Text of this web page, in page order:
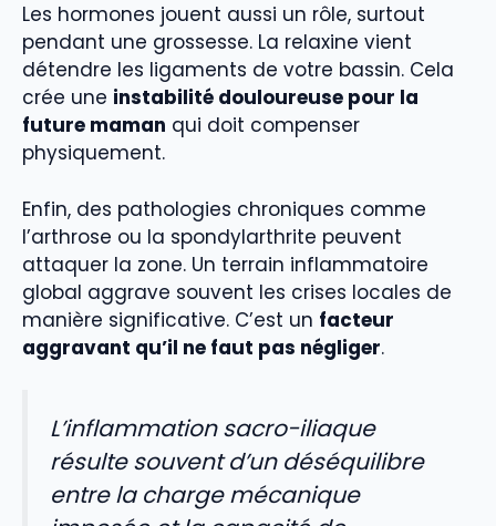
Les hormones jouent aussi un rôle, surtout
pendant une grossesse. La relaxine vient
détendre les ligaments de votre bassin. Cela
crée une instabilité douloureuse pour la
future maman qui doit compenser
physiquement.
Enfin, des pathologies chroniques comme
l’arthrose ou la spondylarthrite peuvent
attaquer la zone. Un terrain inflammatoire
global aggrave souvent les crises locales de
manière significative. C’est un facteur
aggravant qu’il ne faut pas négliger.
L’inflammation sacro-iliaque
résulte souvent d’un déséquilibre
entre la charge mécanique